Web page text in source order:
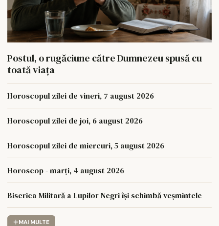
Postul, o rugăciune către Dumnezeu spusă cu
toată viața
Horoscopul zilei de vineri, 7 august 2026
Horoscopul zilei de joi, 6 august 2026
Horoscopul zilei de miercuri, 5 august 2026
Horoscop - marți, 4 august 2026
Biserica Militară a Lupilor Negri își schimbă veșmintele
MAI MULTE